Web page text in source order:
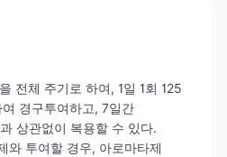
전체 주기로 하여, 1일 1회 125
경구투여하고, 7일간
상관없이 복용할 수 있다.
와 투여할 경우, 아로마타제